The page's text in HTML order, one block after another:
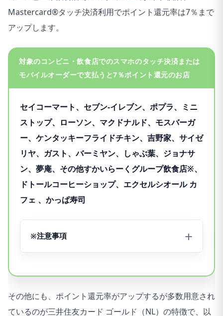
Mastercard®タッチ決済利用でポイント還元率は7％まで
アップします。
対象のコンビニ・飲食店でのスマホのタッチ決済または
モバイルオーダーで支払うと7％ポイント還元のお店
セイコーマート、セブン‐イレブン、ポプラ、ミニ
ストップ、ローソン、マクドナルド、モスバーガ
ー、ケンタッキーフライドチキン、吉野家、サイゼ
リヤ、ガスト、バーミヤン、しゃぶ葉、ジョナサ
ン、夢庵、その他すかいらーくグループ飲食店※、
ドトールコーヒーショップ、エクセルシオール カ
フェ 、かっぱ寿司
※注意事項
※ステーキガスト、から好し、むさしの森珈琲、藍屋、
その他にも、ポイント還元率がアップするが多数用意され
ているのが三井住友カード ゴールド（NL）の特徴で、以